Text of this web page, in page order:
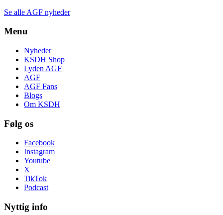
Se alle AGF nyheder
Menu
Nyheder
KSDH Shop
Lyden AGF
AGF
AGF Fans
Blogs
Om KSDH
Følg os
Facebook
Instagram
Youtube
X
TikTok
Podcast
Nyttig info